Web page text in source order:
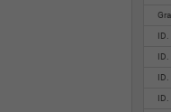
ID.
ID.
ID.
ID.